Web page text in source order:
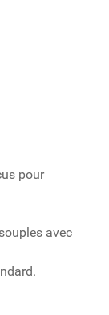
pour
avec